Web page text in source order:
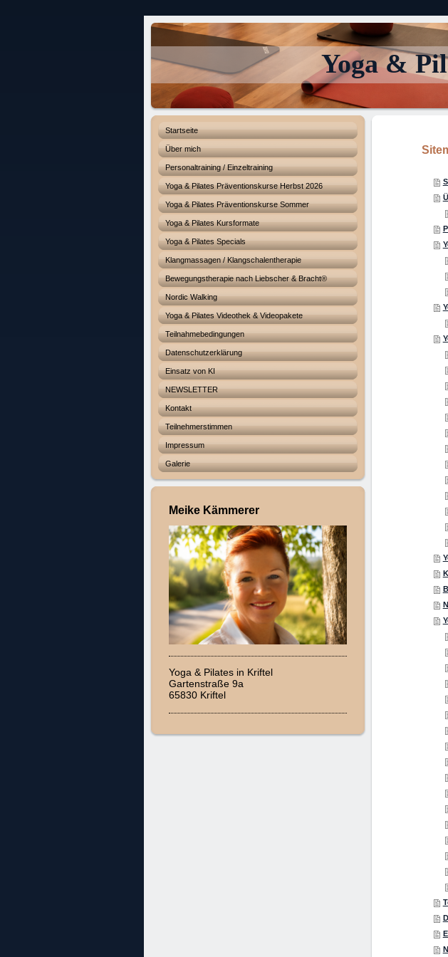
Yoga &
Startseite
Über mich
Personaltraining / Einzeltraining
Yoga & Pilates Präventionskurse Herbst 2026
Yoga & Pilates Präventionskurse Sommer
Yoga & Pilates Kursformate
Yoga & Pilates Specials
Klangmassagen / Klangschalentherapie
Bewegungstherapie nach Liebscher & Bracht®
Nordic Walking
Yoga & Pilates Videothek & Videopakete
Teilnahmebedingungen
Datenschutzerklärung
Einsatz von KI
NEWSLETTER
Kontakt
Teilnehmerstimmen
Impressum
Galerie
Meike Kämmerer
Yoga & Pilates in Kriftel
Gartenstraße 9a
65830 Kriftel